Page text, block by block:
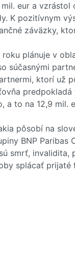
eur a
K pozitívnym
záväzky,
plánuje v
súčasnými
ktorí už
a to na 12,9 mil.
pôsobí na
BNP Paribas
smrť, invalidita,
splácať prijaté